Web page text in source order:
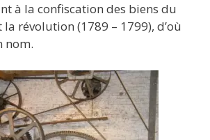
à la confiscation des biens du
révolution (1789 – 1799), d’où
nom.